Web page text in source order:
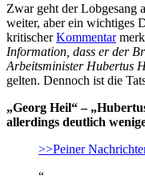
Zwar geht der Lobgesang
weiter, aber ein wichtiges
kritischerKommentar
Information, dass er der
Arbeitsminister Hubertus
gelten. Dennoch ist die
„Georg Heil“ –
allerdings deutlich
>>Peiner
“